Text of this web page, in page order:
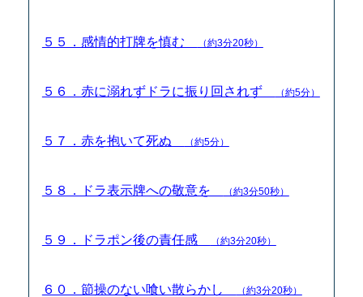
５５．感情的打牌を慎む （約3分20秒）
５６．赤に溺れずドラに振り回されず （約5分）
５７．赤を抱いて死ぬ （約5分）
５８．ドラ表示牌への敬意を （約3分50秒）
５９．ドラポン後の責任感 （約3分20秒）
６０．節操のない喰い散らかし （約3分20秒）